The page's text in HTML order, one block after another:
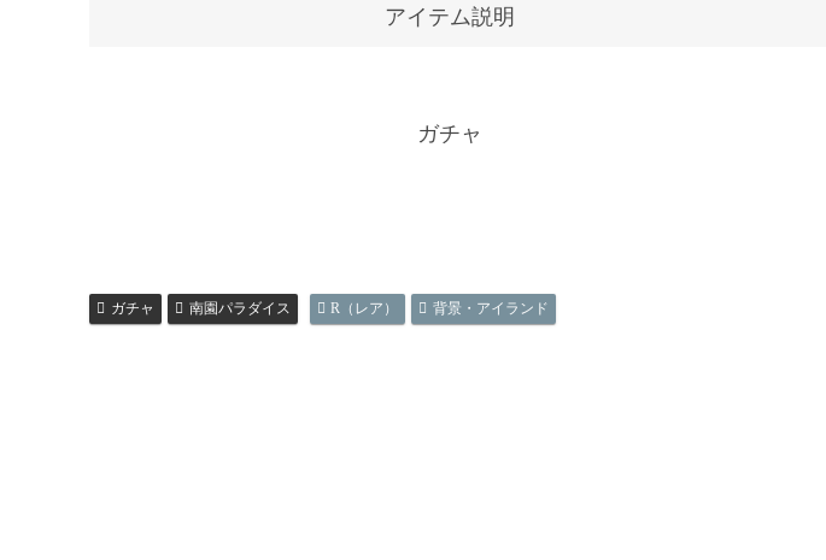
アイテム説明
ガチャ
ガチャ 南園パラダイス R（レア） 背景・アイランド